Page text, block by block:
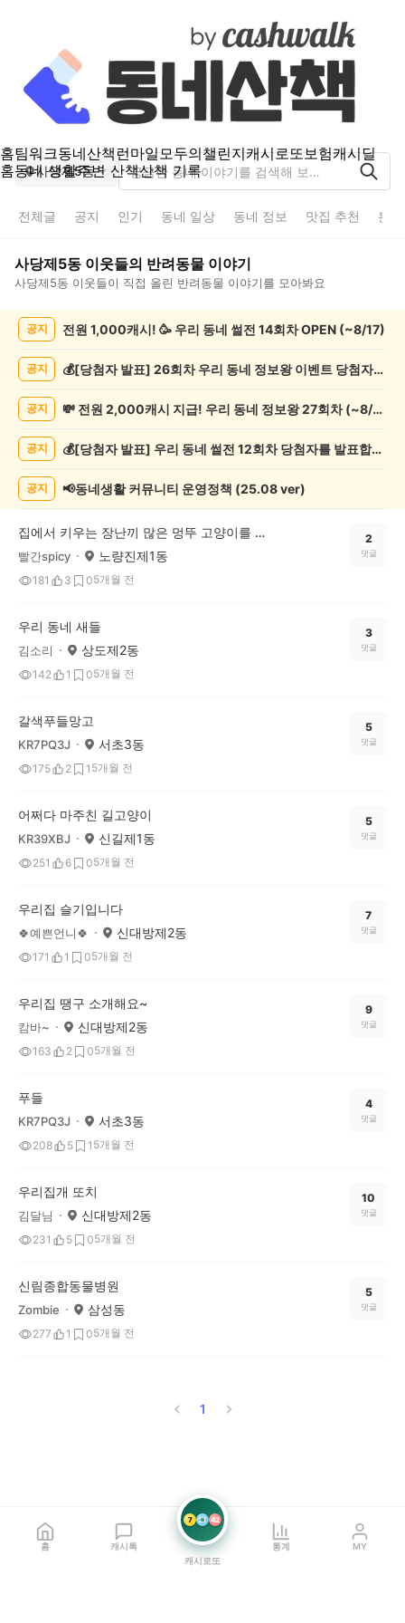
홈팀워크동네산책 런마일모두의챌린지캐시로또보험캐시딜
홈동네 생활주변 산책산책 기록
사당제5동
전체글 공지 인기 동네 일상 동네 정보 맛집 추천 분
사당제5동 이웃들의 반려동물 이야기
사당제5동 이웃들이 직접 올린 반려동물 이야기를 모아봐요
글
공지 전원 1,000캐시! 🥳 우리 동네 썰전 14회차 OPEN (~8/17)
공지 💰[당첨자 발표] 26회차 우리 동네 정보왕 이벤트 당첨자를 발표합니다!
공지 💸 전원 2,000캐시 지급! 우리 동네 정보왕 27회차 (~8/10)
공지 💰[당첨자 발표] 우리 동네 썰전 12회차 당첨자를 발표합니다!
공지 📢동네생활 커뮤니티 운영정책 (25.08 ver)
집에서 키우는 장난끼 많은 멍뚜 고양이를 소개합니다.
빨간spicy 노량진제1동
181 3 05개월 전
2
댓글
우리 동네 새들
김소리 상도제2동
142 1 05개월 전
3
댓글
갈색푸들망고
KR7PQ3J 서초3동
175 2 1 5개월 전
5
댓글
어쩌다 마주친 길고양이
KR39XBJ 신길제1동
251 6 05개월 전
5
댓글
우리집 슬기입니다
🍀예쁜언니🍀 신대방제2동
171 1 05개월 전
7
댓글
우리집 땡구 소개해요~
캄바~ 신대방제2동
163 2 05개월 전
9
댓글
푸들
KR7PQ3J 서초3동
208 5 1 5개월 전
4
댓글
우리집개 또치
김달님 신대방제2동
231 5 05개월 전
10
댓글
신림종합동물병원
Zombie 삼성동
277 1 05개월 전
5
댓글
1
홈 캐시톡
7 21 42
캐시로또
통계 MY